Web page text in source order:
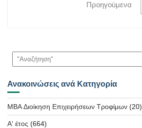
Προηγούμενα
Ανακοινώσεις ανά Κατηγορία
MBA Διοίκηση Επιχειρήσεων Τροφίμων (20)
Α' έτος (664)